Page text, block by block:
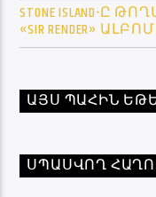
STONE ISLAND-Ը
«SIR RENDER»
ԱՅՍ ՊԱՀԻՆ
ՍՊԱՍՎՈՂ